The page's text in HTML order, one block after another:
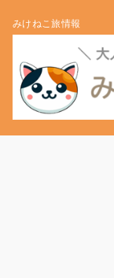
みけねこ旅情報